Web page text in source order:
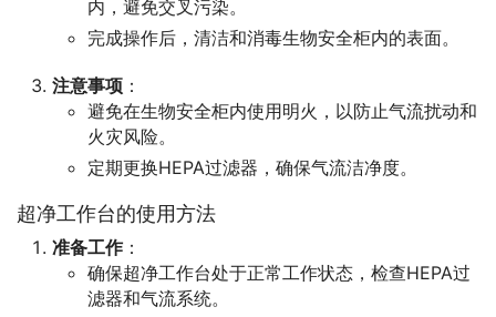
内，避免交叉污染。
完成操作后，清洁和消毒生物安全柜内的表面。
注意事项 ：
避免在生物安全柜内使用明火，以防止气流扰动和
火灾风险。
定期更换HEPA过滤器，确保气流洁净度。
超净工作台的使用方法
准备工作：
确保超净工作台处于正常工作状态，检查HEPA过
滤器和气流系统。